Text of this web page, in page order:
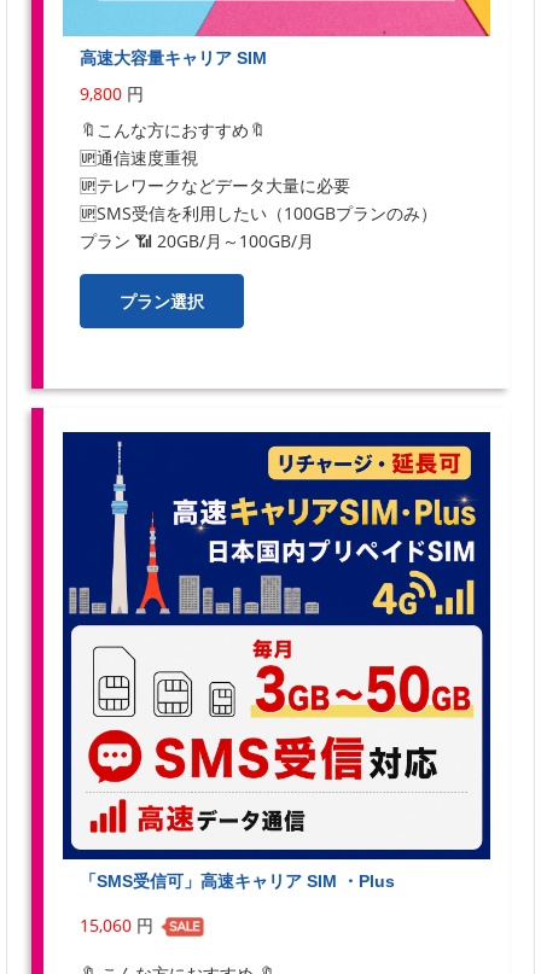
高速大容量キャリア SIM
9,800円
🔖こんな方におすすめ🔖
🆙通信速度重視
🆙テレワークなどデータ大量に必要
🆙SMS受信を利用したい（100GBプランのみ）
プラン 📶 20GB/月～100GB/月
プラン選択
「SMS受信可」高速キャリア SIM ・Plus
15,060円